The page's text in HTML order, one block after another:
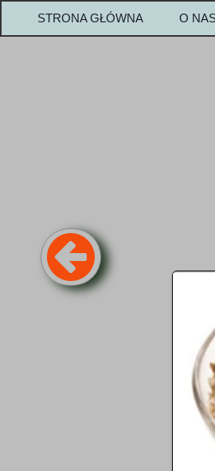
STRONA GŁÓWNA O